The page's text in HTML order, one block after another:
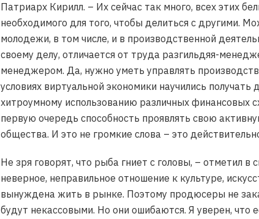
Патриарх Кирилл. – Их сейчас так много, всех этих
необходимого для того, чтобы делиться с другими.
молодежи, в том числе, и в производственной
своему делу, отличается от труда разгильдяя-
менеджером. Да, нужно уметь управлять
условиях виртуальной экономики научились
хитроумному использованию различных финансовых
первую очередь способность проявлять свою
общества. И это не громкие слова – это
Не зря говорят, что рыба гниет с головы, – отметил
неверное, неправильное отношение к культуре,
вынуждена жить в рынке. Поэтому продюсеры не
будут некассовыми. Но они ошибаются. Я уверен, что